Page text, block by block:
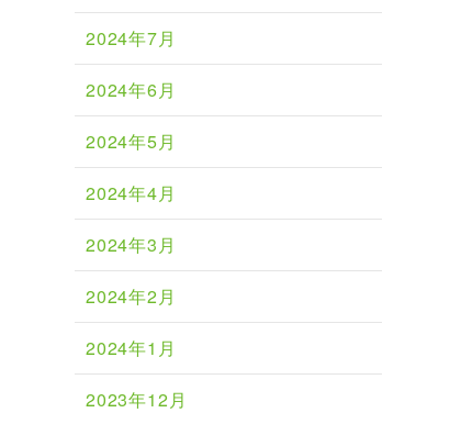
2024年7月
2024年6月
2024年5月
2024年4月
2024年3月
2024年2月
2024年1月
2023年12月